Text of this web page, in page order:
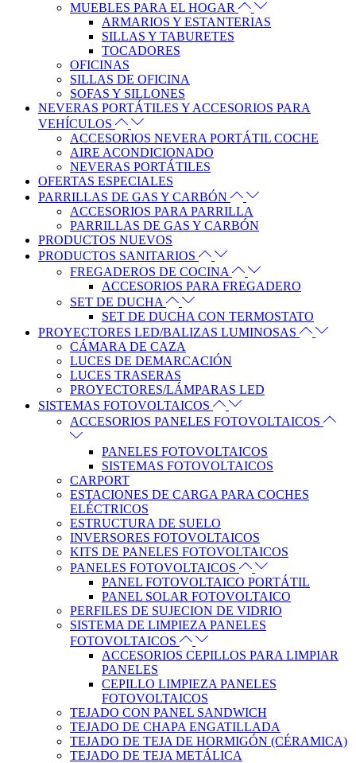
MUEBLES PARA EL HOGAR
ARMARIOS Y ESTANTERIAS
SILLAS Y TABURETES
TOCADORES
OFICINAS
SILLAS DE OFICINA
SOFAS Y SILLONES
NEVERAS PORTÁTILES Y ACCESORIOS PARA
VEHÍCULOS
ACCESORIOS NEVERA PORTÁTIL COCHE
AIRE ACONDICIONADO
NEVERAS PORTÁTILES
OFERTAS ESPECIALES
PARRILLAS DE GAS Y CARBÓN
ACCESORIOS PARA PARRILLA
PARRILLAS DE GAS Y CARBÓN
PRODUCTOS NUEVOS
PRODUCTOS SANITARIOS
FREGADEROS DE COCINA
ACCESORIOS PARA FREGADERO
SET DE DUCHA
SET DE DUCHA CON TERMOSTATO
PROYECTORES LED/BALIZAS LUMINOSAS
CÁMARA DE CAZA
LUCES DE DEMARCACIÓN
LUCES TRASERAS
PROYECTORES/LÁMPARAS LED
SISTEMAS FOTOVOLTAICOS
ACCESORIOS PANELES FOTOVOLTAICOS
PANELES FOTOVOLTAICOS
SISTEMAS FOTOVOLTAICOS
CARPORT
ESTACIONES DE CARGA PARA COCHES
ELÉCTRICOS
ESTRUCTURA DE SUELO
INVERSORES FOTOVOLTAICOS
KITS DE PANELES FOTOVOLTAICOS
PANELES FOTOVOLTAICOS
PANEL FOTOVOLTAICO PORTÁTIL
PANEL SOLAR FOTOVOLTAICO
PERFILES DE SUJECION DE VIDRIO
SISTEMA DE LIMPIEZA PANELES
FOTOVOLTAICOS
ACCESORIOS CEPILLOS PARA LIMPIAR
PANELES
CEPILLO LIMPIEZA PANELES
FOTOVOLTAICOS
TEJADO CON PANEL SANDWICH
TEJADO DE CHAPA ENGATILLADA
TEJADO DE TEJA DE HORMIGÓN (CÉRAMICA)
TEJADO DE TEJA METÁLICA